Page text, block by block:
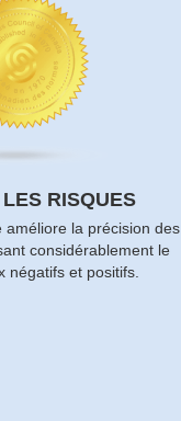
RISQUES
améliore la précision des
considérablement le
négatifs et positifs.